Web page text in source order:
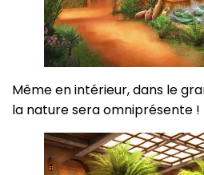
Même en intérieur, dans le
la nature sera omniprésente !